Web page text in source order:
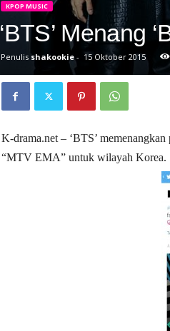
KPOP MUSIC
‘BTS’ Menang
Penulis shakookie- 15 Oktober 2015
K-drama.net – ‘BTS’
“MTV EMA” untuk wilayah Korea.